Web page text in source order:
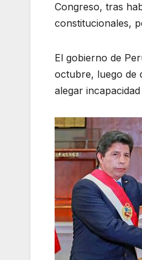
Congreso, tras
constitucionales,
El gobierno de
octubre, luego de
alegar